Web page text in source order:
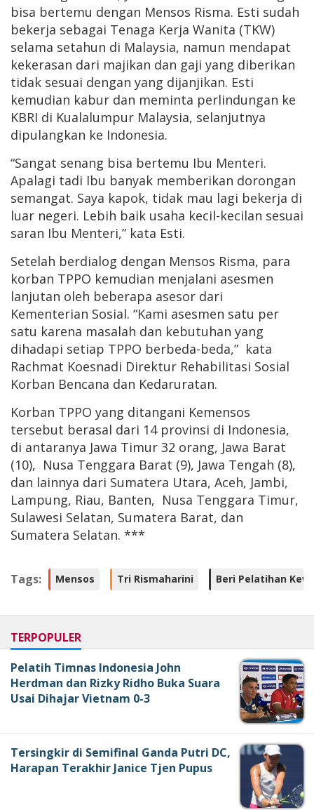
bisa bertemu dengan Mensos Risma. Esti sudah
bekerja sebagai Tenaga Kerja Wanita (TKW)
selama setahun di Malaysia, namun mendapat
kekerasan dari majikan dan gaji yang diberikan
tidak sesuai dengan yang dijanjikan. Esti
kemudian kabur dan meminta perlindungan ke
KBRI di Kualalumpur Malaysia, selanjutnya
dipulangkan ke Indonesia.
“Sangat senang bisa bertemu Ibu Menteri.
Apalagi tadi Ibu banyak memberikan dorongan
semangat. Saya kapok, tidak mau lagi bekerja di
luar negeri. Lebih baik usaha kecil-kecilan sesuai
saran Ibu Menteri,” kata Esti.
Setelah berdialog dengan Mensos Risma, para
korban TPPO kemudian menjalani asesmen
lanjutan oleh beberapa asesor dari
Kementerian Sosial. “Kami asesmen satu per
satu karena masalah dan kebutuhan yang
dihadapi setiap TPPO berbeda-beda,” kata
Rachmat Koesnadi Direktur Rehabilitasi Sosial
Korban Bencana dan Kedaruratan.
Korban TPPO yang ditangani Kemensos
tersebut berasal dari 14 provinsi di Indonesia,
di antaranya Jawa Timur 32 orang, Jawa Barat
(10), Nusa Tenggara Barat (9), Jawa Tengah (8),
dan lainnya dari Sumatera Utara, Aceh, Jambi,
Lampung, Riau, Banten, Nusa Tenggara Timur,
Sulawesi Selatan, Sumatera Barat, dan
Sumatera Selatan. ***
Tags: Mensos Tri Rismaharini Beri Pelatihan
TERPOPULER
Pelatih Timnas Indonesia John
Herdman dan Rizky Ridho Buka Suara
Usai Dihajar Vietnam 0-3
Tersingkir di Semifinal Ganda Putri DC,
Harapan Terakhir Janice Tjen Pupus